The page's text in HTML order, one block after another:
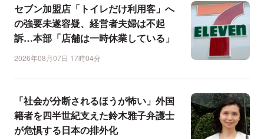
セブン加盟店「トイレだけ利用客」へ
の強要未遂容疑、経営者夫婦は不起
訴…本部「店舗は一時休業している」
2026年08月07日 17時04分
「社会が分断されるほうが怖い」外国
籍者を四半世紀支えた鈴木雅子弁護士
が危惧する日本の排外化